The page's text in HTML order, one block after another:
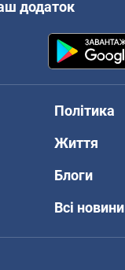
додаток
Політика
Життя
Блоги
Всі новини